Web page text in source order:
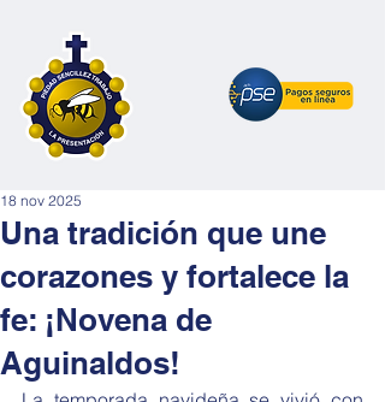
Una tradición que une
corazones y fortalece la
fe: ¡Novena de
Aguinaldos!
18 nov 2025